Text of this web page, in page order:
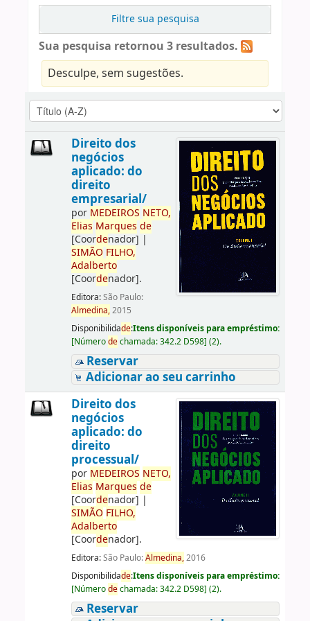
Filtre sua pesquisa
Sua pesquisa retornou 3 resultados.
Desculpe, sem sugestões.
Direito dos
negócios
aplicado: do
direito
empresarial/
por MEDEIROS NETO,
Elias Marques de
[Coordenador] |
SIMÃO FILHO,
Adalberto
[Coordenador].
Editora:São Paulo:
Almedina,2015
Disponibilidade:Itens disponíveis para empréstimo:
[Númerodechamada:342.2 D598] (2).
Reservar
Adicionar ao seu carrinho
Direito dos
negócios
aplicado: do
direito
processual/
por MEDEIROS NETO,
Elias Marques de
[Coordenador] |
SIMÃO FILHO,
Adalberto
[Coordenador].
Editora:São Paulo:Almedina,2016
Disponibilidade:Itens disponíveis para empréstimo:
[Númerodechamada:342.2 D598] (2).
Reservar